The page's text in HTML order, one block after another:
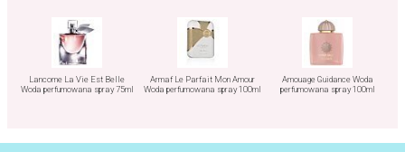
Lancome La Vie Est Belle
Woda perfumowana spray 75ml
Armaf Le Parfait Mon Amour
Woda perfumowana spray 100ml
Amouage Guidance Woda
perfumowana spray 100ml